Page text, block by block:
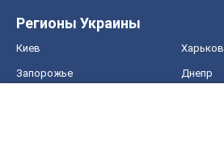
Регионы Украины
Киев Харьков
Запорожье Днепр